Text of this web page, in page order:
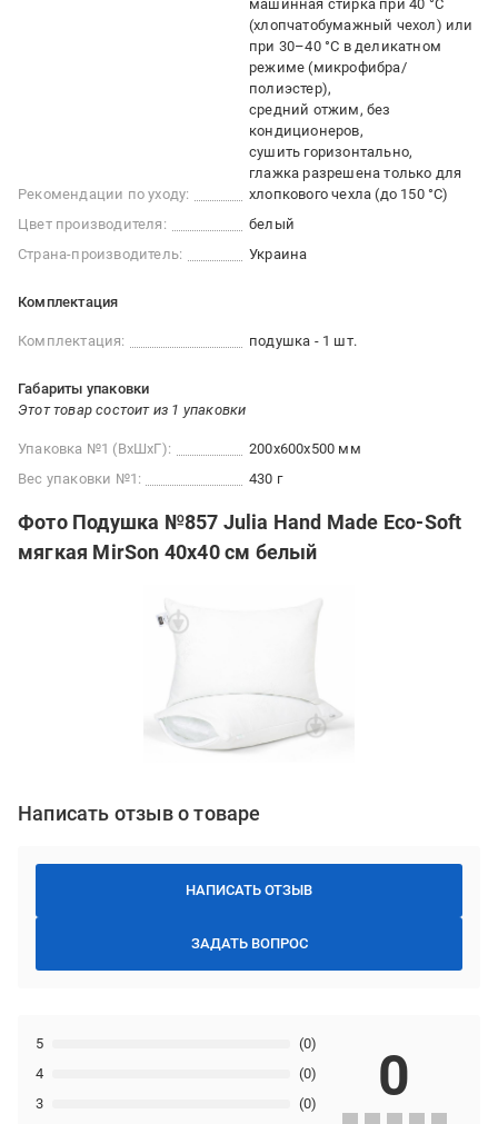
Рекомендации по уходу:
машинная стирка при 40 °С
(хлопчатобумажный чехол) или
при 30–40 °С в деликатном
режиме (микрофибра/
полиэстер)
средний отжим, без
кондиционеров
сушить горизонтально
глажка разрешена только для
хлопкового чехла (до 150 °С)
Цвет производителя:
белый
Страна-производитель:
Украина
Комплектация
Комплектация: подушка - 1 шт.
Габариты упаковки
Этот товар состоит из 1 упаковки
Упаковка №1 (ВхШхГ):
200x600x500 мм
Вес упаковки №1:
430 г
Фото Подушка №857 Julia Hand Made Eco-Soft
мягкая MirSon 40x40 см белый
Написать отзыв о товаре
НАПИСАТЬ ОТЗЫВ
ЗАДАТЬ ВОПРОС
3 (0)
4 (0)
5 (0)
0